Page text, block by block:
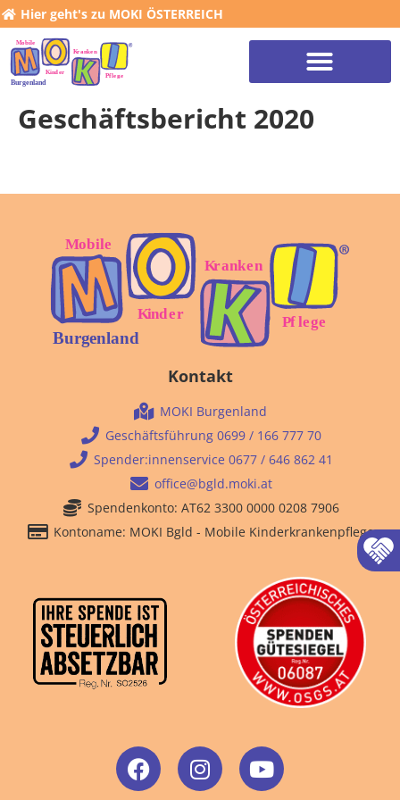
Hier geht's zu MOKI ÖSTERREICH
Geschäftsbericht 2020
Kontakt
MOKI Burgenland
Geschäftsführung 0699 / 166 777 70
Spender:innenservice 0677 / 646 862 41
office@bgld.moki.at
Spendenkonto: AT62 3300 0000 0208 7906
Kontoname: MOKI Bgld - Mobile Kinderkrankenpflege